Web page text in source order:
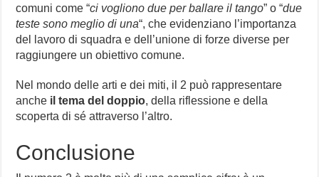
comuni come “ci vogliono due per ballare il tango” o “due
teste sono meglio di una“, che evidenziano l’importanza
del lavoro di squadra e dell’unione di forze diverse per
raggiungere un obiettivo comune.
Nel mondo delle arti e dei miti, il 2 può rappresentare
anche il tema del doppio, della riflessione e della
scoperta di sé attraverso l’altro.
Conclusione